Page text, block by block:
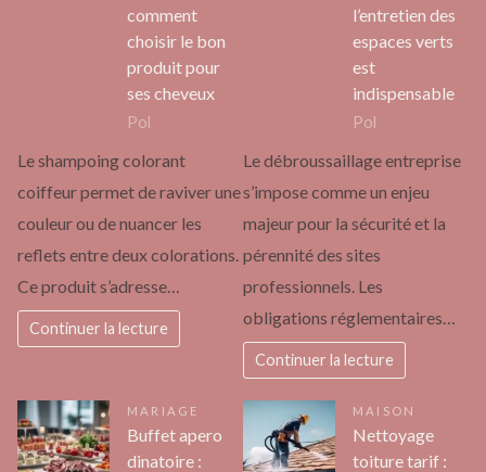
comment
choisir le bon
produit pour
ses cheveux
Pol
Le shampoing colorant
coiffeur permet de raviver une
couleur ou de nuancer les
reflets entre deux colorations.
Ce produit s’adresse…
Continuer la lecture
l’entretien des
espaces verts
est
indispensable
Pol
Le débroussaillage entreprise
s’impose comme un enjeu
majeur pour la sécurité et la
pérennité des sites
professionnels. Les
obligations réglementaires…
Continuer la lecture
MARIAGE
Buffet apero
dinatoire :
MAISON
Nettoyage
toiture tarif :